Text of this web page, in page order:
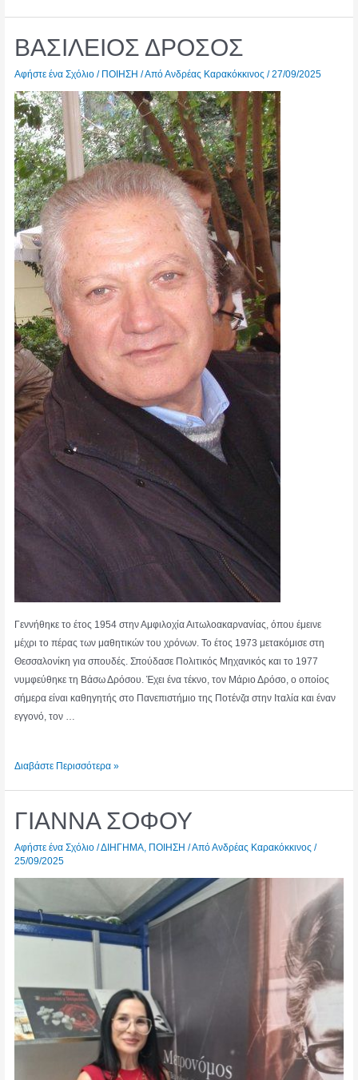
ΒΑΣΙΛΕΙΟΣ ΔΡΟΣΟΣ
Αφήστε ένα Σχόλιο / ΠΟΙΗΣΗ / ΑπόΑνδρέας Καρακόκκινος /27/09/2025
Γεννήθηκε το έτος 1954 στην Αμφιλοχία Αιτωλοακαρνανίας, όπου έμεινε
μέχρι το πέρας των μαθητικών του χρόνων. Το έτος 1973 μετακόμισε στη
Θεσσαλονίκη για σπουδές. Σπούδασε Πολιτικός Μηχανικός και το 1977
νυμφεύθηκε τη Βάσω Δρόσου. Έχει ένα τέκνο, τον Μάριο Δρόσο, ο οποίος
σήμερα είναι καθηγητής στο Πανεπιστήμιο της Ποτένζα στην Ιταλία και έναν
εγγονό, τον …
ΒΑΣΙΛΕΙΟΣ
Διαβάστε Περισσότερα »
ΓΙΑΝΝΑ ΣΟΦΟΥ
Αφήστε ένα Σχόλιο /ΔΙΗΓΗΜΑ ΠΟΙΗΣΗ / ΑπόΑνδρέας Καρακόκκινος /
25/09/2025